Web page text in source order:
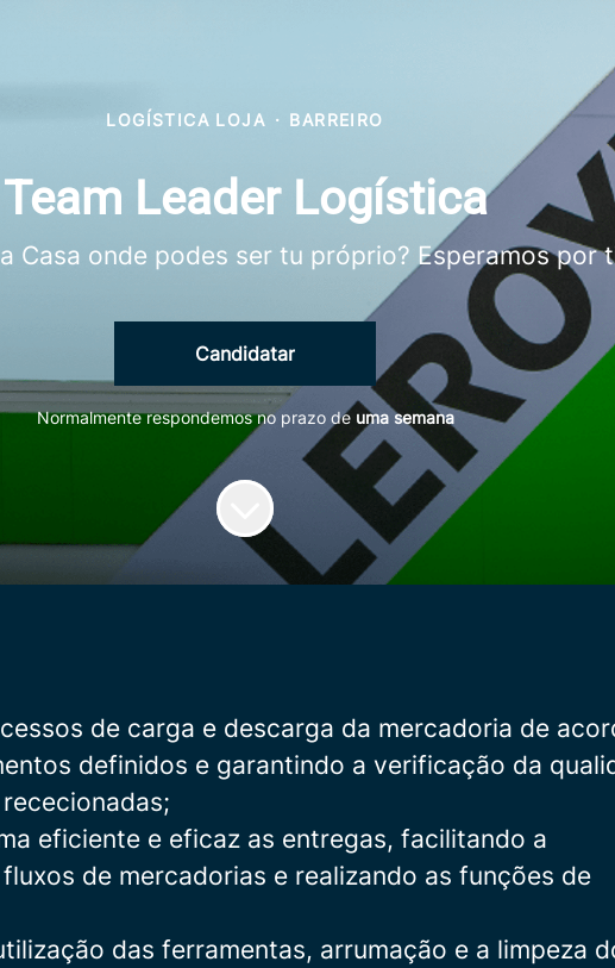
LOGÍSTICA LOJA · BARREIRO
Team Leader Logística
Casa onde podes ser tu próprio? Esperamos por
Candidatar
Normalmente respondemos no prazo de uma semana
de carga e descarga da mercadoria de
definidos e garantindo a verificação da
eficiente e eficaz as entregas, facilitando a
de mercadorias e realizando as funções de
das ferramentas, arrumação e a limpeza